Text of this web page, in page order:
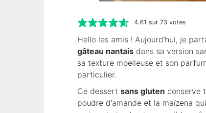
4.61 sur 73votes
Hello les amis ! Aujourd'hui, je
gâteau nantais dans sa version
sa texture moelleuse et son
particulier.
Ce dessert sans gluten conserve
poudre d'amande et la maïzena